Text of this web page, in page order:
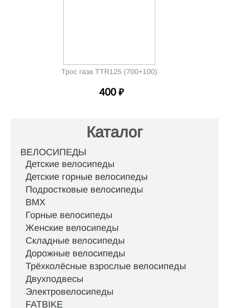
Трос газа TTR125 (700+100)
400 ₽
Каталог
ВЕЛОСИПЕДЫ
Детские велосипеды
Детские горные велосипеды
Подростковые велосипеды
BMX
Горные велосипеды
Женские велосипеды
Складные велосипеды
Дорожные велосипеды
Трёхколёсные взрослые велосипеды
Двухподвесы
Электровелосипеды
FATBIKE